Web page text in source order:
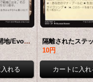
進化する未開地/Evolving Wilds 【日本語版】 [EVK-土地C]
10円